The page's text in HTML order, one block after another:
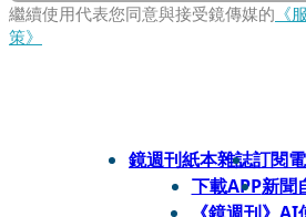
繼續使用代表您同意與接受鏡傳媒的 《
策》
鏡週刊紙本雜誌訂閱
下載APP新聞